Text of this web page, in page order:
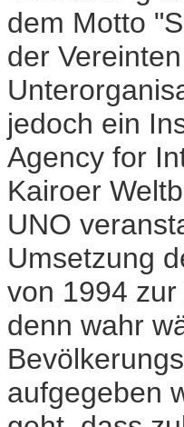
dem Motto
der
jedoch ein
Agency for
Kairoer
UNO
Umsetzung
von 1994
denn wahr
aufgegeben